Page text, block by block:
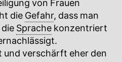
von Frauen
die Gefahr, dass man
Sprache konzentriert
und verschärft eher den